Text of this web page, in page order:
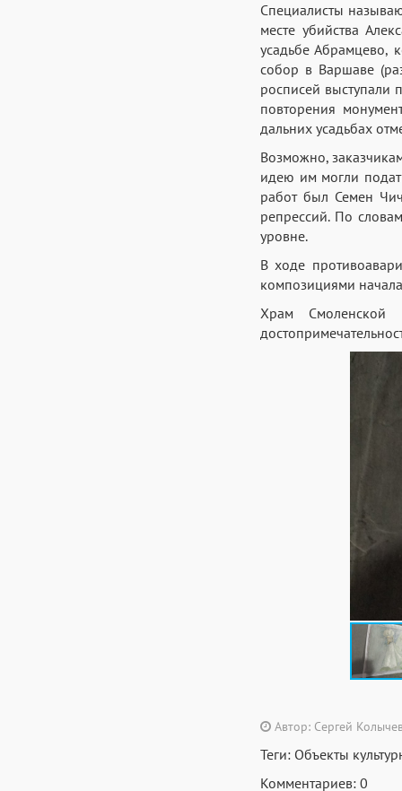
Специалисты
месте убийства
усадьбе Абрамцево,
собор в Варшаве
росписей выступали
повторения
дальних усадьбах
Возможно,
идею им могли
работ был Семен
репрессий. По
уровне.
В ходе
композициями
Храм Смоленской
Автор: Сергей
Теги: Объекты
Комментариев: 0